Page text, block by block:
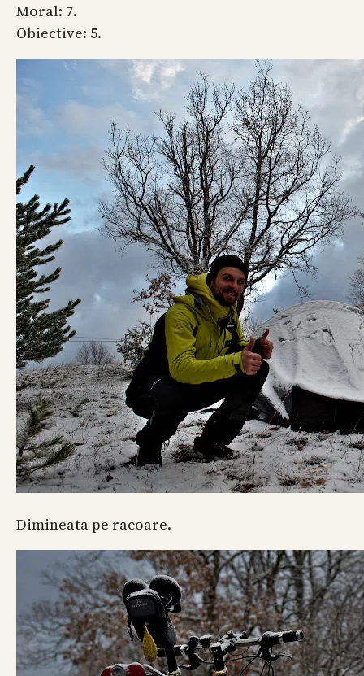
Moral: 7.
Obiective: 5.
Dimineata pe racoare.